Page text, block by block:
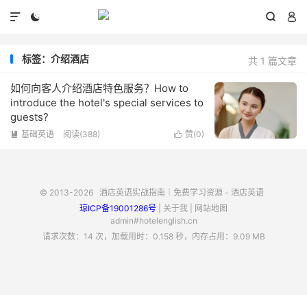
  

共 1 篇文章
标签：介绍酒店
如何向客人介绍酒店特色服务？How to
introduce the hotel's special services to
guests?
 赞(0)
 基础英语 阅读(388)
© 2013-2026 酒店英语实战指南｜免费学习资源 - 酒店英语
琼ICP备19001286号
关于我
网站地图
admin#hotelenglish.cn
请求次数：14 次，加载用时：0.158 秒，内存占用：9.09 MB